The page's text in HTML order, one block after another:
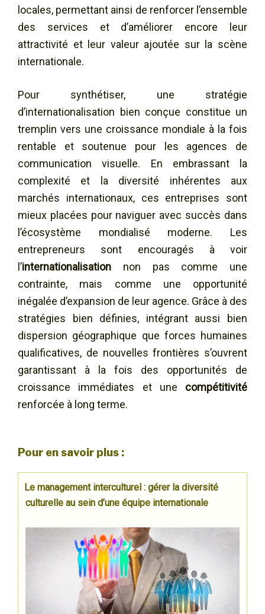
locales, permettant ainsi de renforcer l’ensemble
des services et d’améliorer encore leur
attractivité et leur valeur ajoutée sur la scène
internationale.
Pour synthétiser, une stratégie
d’internationalisation bien conçue constitue un
tremplin vers une croissance mondiale à la fois
rentable et soutenue pour les agences de
communication visuelle. En embrassant la
complexité et la diversité inhérentes aux
marchés internationaux, ces entreprises sont
mieux placées pour naviguer avec succès dans
l’écosystème mondialisé moderne. Les
entrepreneurs sont encouragés à voir
l’internationalisation non pas comme une
contrainte, mais comme une opportunité
inégalée d’expansion de leur agence. Grâce à des
stratégies bien définies, intégrant aussi bien
dispersion géographique que forces humaines
qualificatives, de nouvelles frontières s’ouvrent
garantissant à la fois des opportunités de
croissance immédiates et une compétitivité
renforcée à long terme.
Pour en savoir plus :
Le management interculturel : gérer la diversité
culturelle au sein d’une équipe internationale